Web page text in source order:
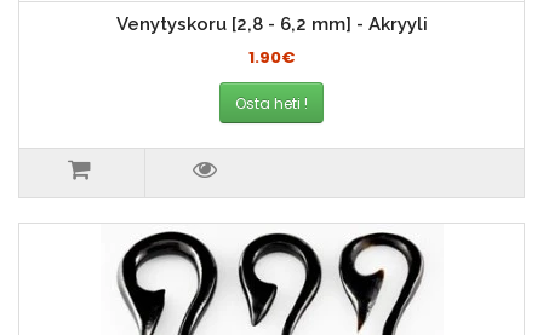
Venytyskoru [2,8 - 6,2 mm] - Akryyli
1.90€
Osta heti !